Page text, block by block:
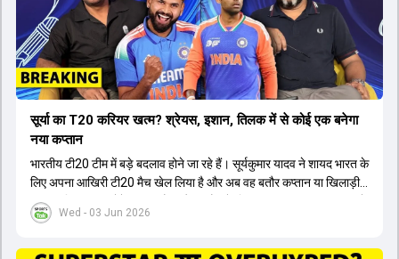
Wed - 03 Jun 2026
सूर्या का T20 करियर खत्म? श्रेयस, इशान, तिलक में से कोई एक बनेगा
नया कप्तान
भारतीय टी20 टीम में बड़े बदलाव होने जा रहे हैं। सूर्यकुमार यादव ने शायद भारत के
लिए अपना आखिरी टी20 मैच खेल लिया है और अब वह बतौर कप्तान या खिलाड़ी
टीम का हिस्सा नहीं होंगे। आयरलैंड और इंग्लैंड के खिलाफ आगामी टी20 सीरीज के
लिए नए कप्तान की तलाश जारी है। इस रेस में श्रेयस अय्यर सबसे आगे चल रहे